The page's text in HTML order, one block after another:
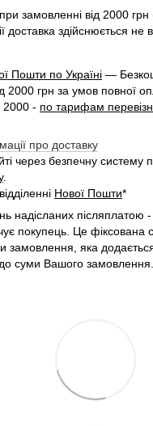
замовленні від 2000 грн
доставка здійснюється не
Пошти по Україні —
2000 грн за умов повної
2000 - по тарифам
про доставку
через безпечну систему
.
Нової Пошти*
надісланих післяплатою
покупець. Це фіксована
замовлення, яка
суми Вашого замовлення.